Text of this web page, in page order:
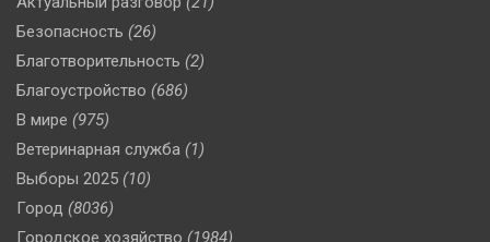
Безопасность (26)
Благотворительность (2)
Благоустройство (686)
В мире (975)
Ветеринарная служба (1)
Выборы 2025 (10)
Город (8036)
Городское хозяйство (1984)